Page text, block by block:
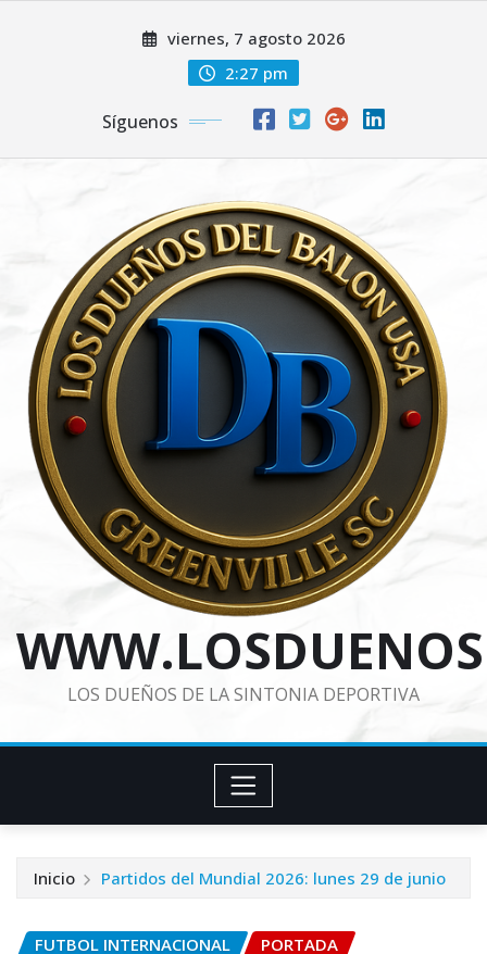
viernes, 7 agosto 2026
2:27 pm
Síguenos
LOS DUEÑOS DE LA SINTONIA DEPORTIVA
Inicio Partidos del Mundial 2026: lunes 29 de junio
FUTBOL INTERNACIONAL PORTADA